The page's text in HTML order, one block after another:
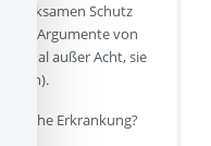
wirksamen Schutz
Argumente von
mal außer Acht, sie
Erkrankung?